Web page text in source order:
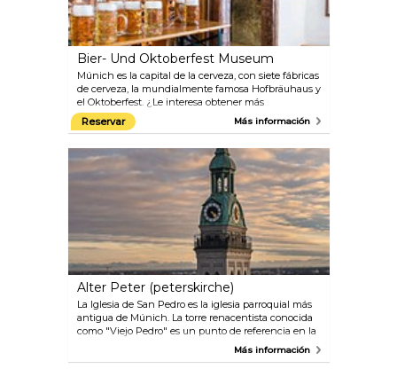
Bier- Und Oktoberfest Museum
Múnich es la capital de la cerveza, con siete fábricas
de cerveza, la mundialmente famosa Hofbräuhaus y
el Oktoberfest. ¿Le interesa obtener más
información sobre este maravilloso líquido?
Entonces, le gustará el Beer und Oktoberfest
desde la gran migración a los monasterios, la
elaboración y la ley de la "pureza" de 1516, además
de la calidad de la cerveza de Múnich. El
Oktoberfest también tiene una larga tradición:
comenzó como una fiesta nacional para celebrar la
boda de Luis I de Baviera con la Princesa Teresa von
Sachsen-Hidburghausen y con el tiempo se
convirtió en el festival folclórico más importante del
mundo. El museo también muestra el interior de
una vivienda tradicional de clase media de Múnich.
Reservar Más información
Alter Peter (peterskirche)
La Iglesia de San Pedro es la iglesia parroquial más
antigua de Múnich. La torre renacentista conocida
como "Viejo Pedro" es un punto de referencia en la
ciudad y ofrece a los visitantes una maravillosa vista
Más información